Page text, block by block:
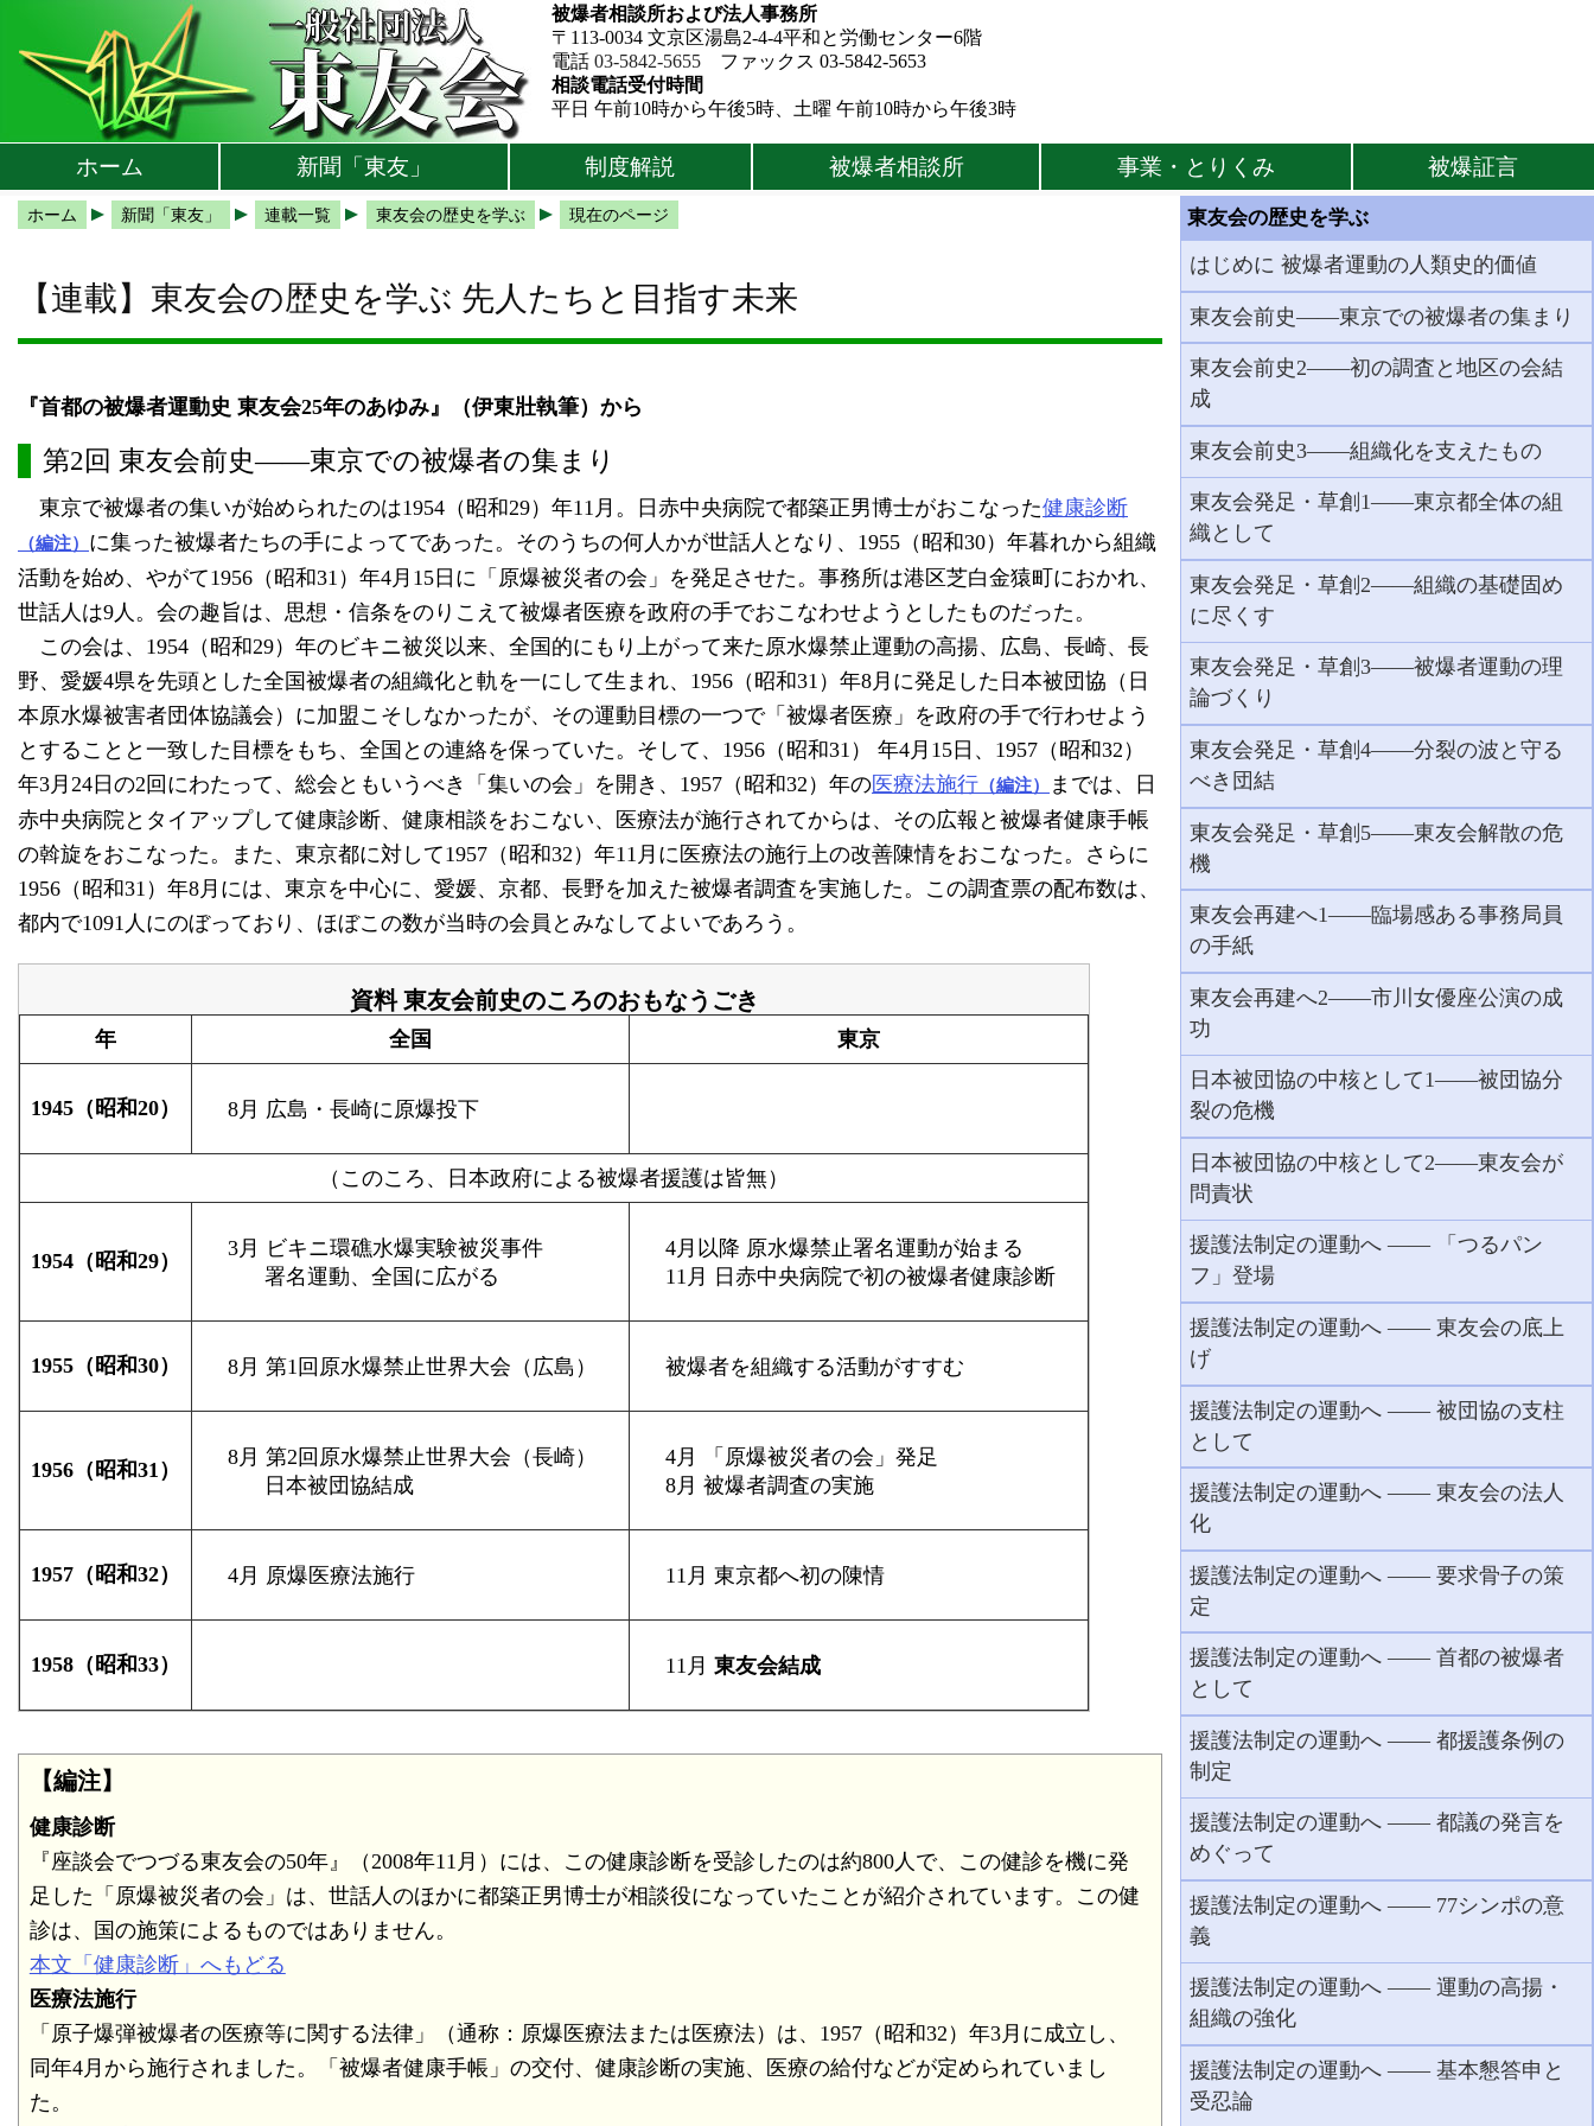
メインメニューへ
サブメニューへ
現在地ナビ（パンくずリスト）へ
被爆者相談所および法人事務所
〒113-0034 文京区湯島2-4-4平和と労働センター6階
電話 03-5842-5655 ファックス 03-5842-5653
相談電話受付時間
平日 午前10時から午後5時、土曜 午前10時から午後3時
ホーム 新聞「東友」 制度解説 被爆者相談所 事業・とりくみ 被爆証言
ホーム 新聞「東友」 連載一覧 東友会の歴史を学ぶ 現在のページ
【連載】東友会の歴史を学ぶ 先人たちと目指す未来
『首都の被爆者運動史 東友会25年のあゆみ』（伊東壯執筆）から
第2回 東友会前史――東京での被爆者の集まり
東京で被爆者の集いが始められたのは1954（昭和29）年11月。日赤中央病院で都築正男博士がおこなった健康診断
（編注） に集った被爆者たちの手によってであった。そのうちの何人かが世話人となり、1955（昭和30）年暮れから組織
活動を始め、やがて1956（昭和31）年4月15日に「原爆被災者の会」を発足させた。事務所は港区芝白金猿町におかれ、
世話人は9人。会の趣旨は、思想・信条をのりこえて被爆者医療を政府の手でおこなわせようとしたものだった。
この会は、1954（昭和29）年のビキニ被災以来、全国的にもり上がって来た原水爆禁止運動の高揚、広島、長崎、長
野、愛媛4県を先頭とした全国被爆者の組織化と軌を一にして生まれ、1956（昭和31）年8月に発足した日本被団協（日
本原水爆被害者団体協議会）に加盟こそしなかったが、その運動目標の一つで「被爆者医療」を政府の手で行わせよう
とすることと一致した目標をもち、全国との連絡を保っていた。そして、1956（昭和31） 年4月15日、1957（昭和32）
年3月24日の2回にわたって、総会ともいうべき「集いの会」を開き、1957（昭和32）年の医療法施行 （編注）
までは、日
赤中央病院とタイアップして健康診断、健康相談をおこない、医療法が施行されてからは、その広報と被爆者健康手帳
の斡旋をおこなった。また、東京都に対して1957（昭和32）年11月に医療法の施行上の改善陳情をおこなった。さらに
1956（昭和31）年8月には、東京を中心に、愛媛、京都、長野を加えた被爆者調査を実施した。この調査票の配布数は、
都内で1091人にのぼっており、ほぼこの数が当時の会員とみなしてよいであろう。
資料 東友会前史のころのおもなうごき
年 全国 東京
1945（昭和20） 8月 広島・長崎に原爆投下
（このころ、日本政府による被爆者援護は皆無）
1954（昭和29）
3月 ビキニ環礁水爆実験被災事件
署名運動、全国に広がる
4月以降 原水爆禁止署名運動が始まる
11月 日赤中央病院で初の被爆者健康診断
1955（昭和30） 8月 第1回原水爆禁止世界大会（広島） 被爆者を組織する活動がすすむ
1956（昭和31）
8月 第2回原水爆禁止世界大会（長崎）
日本被団協結成
4月 「原爆被災者の会」発足
8月 被爆者調査の実施
1957（昭和32） 4月 原爆医療法施行 11月 東京都へ初の陳情
1958（昭和33） 11月 東友会結成
【編注】
健康診断
『座談会でつづる東友会の50年』（2008年11月）には、この健康診断を受診したのは約800人で、この健診を機に発
足した「原爆被災者の会」は、世話人のほかに都築正男博士が相談役になっていたことが紹介されています。この健
診は、国の施策によるものではありません。
本文「健康診断」へもどる
医療法施行
「原子爆弾被爆者の医療等に関する法律」（通称：原爆医療法または医療法）は、1957（昭和32）年3月に成立し、
同年4月から施行されました。「被爆者健康手帳」の交付、健康診断の実施、医療の給付などが定められていまし
た。
東友会の歴史を学ぶ
はじめに 被爆者運動の人類史的価値
東友会前史――東京での被爆者の集まり
東友会前史2――初の調査と地区の会結
成
東友会前史3――組織化を支えたもの
東友会発足・草創1――東京都全体の組
織として
東友会発足・草創2――組織の基礎固め
に尽くす
東友会発足・草創3――被爆者運動の理
論づくり
東友会発足・草創4――分裂の波と守る
べき団結
東友会発足・草創5――東友会解散の危
機
東友会再建へ1――臨場感ある事務局員
の手紙
東友会再建へ2――市川女優座公演の成
功
日本被団協の中核として1――被団協分
裂の危機
日本被団協の中核として2――東友会が
問責状
援護法制定の運動へ ―― 「つるパン
フ」登場
援護法制定の運動へ ―― 東友会の底上
げ
援護法制定の運動へ ―― 被団協の支柱
として
援護法制定の運動へ ―― 東友会の法人
化
援護法制定の運動へ ―― 要求骨子の策
定
援護法制定の運動へ ―― 首都の被爆者
として
援護法制定の運動へ ―― 都援護条例の
制定
援護法制定の運動へ ―― 都議の発言を
めぐって
援護法制定の運動へ ―― 77シンポの意
義
援護法制定の運動へ ―― 運動の高揚・
組織の強化
援護法制定の運動へ ―― 基本懇答申と
受忍論